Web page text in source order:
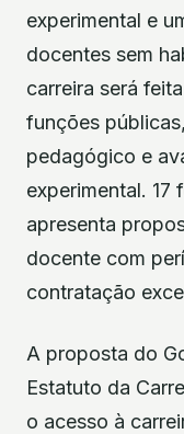
experimental e
docentes sem
carreira será
funções
pedagógico e
experimental. 17
apresenta
docente com
contratação
A proposta do
Estatuto da
o acesso à